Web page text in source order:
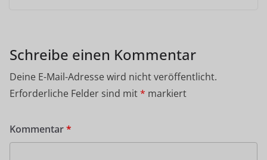
Schreibe einen Kommentar
Deine E-Mail-Adresse wird nicht veröffentlicht.
Erforderliche Felder sind mit* markiert
Kommentar*